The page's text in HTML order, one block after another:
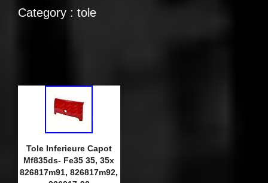
Category : tole
Tole Inferieure Capot
Mf835ds- Fe35 35, 35x
826817m91, 826817m92,